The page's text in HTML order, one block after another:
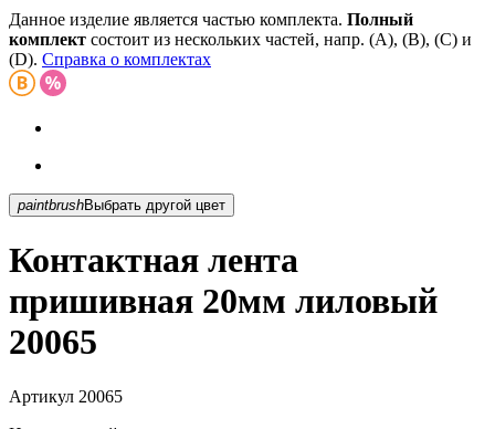
Данное изделие является частью комплекта. Полный
комплект состоит из нескольких частей, напр. (А), (B), (С) и
(D). Справка о комплектах
paintbrush Выбрать другой цвет
Контактная лента
пришивная 20мм лиловый
20065
Артикул 20065